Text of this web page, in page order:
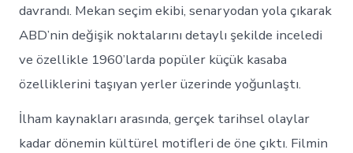
davrandı. Mekan seçim ekibi, senaryodan yola çıkarak
ABD’nin değişik noktalarını detaylı şekilde inceledi
ve özellikle 1960’larda popüler küçük kasaba
özelliklerini taşıyan yerler üzerinde yoğunlaştı.
İlham kaynakları arasında, gerçek tarihsel olaylar
kadar dönemin kültürel motifleri de öne çıktı. Filmin